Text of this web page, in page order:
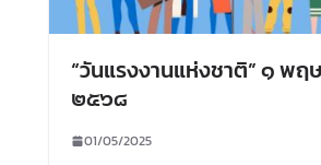
“วันแรงงานแห่งชาติ” ๑ พฤ
๒๕๖๘
01/05/2025